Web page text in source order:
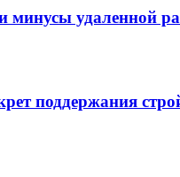
минусы удаленной
поддержания